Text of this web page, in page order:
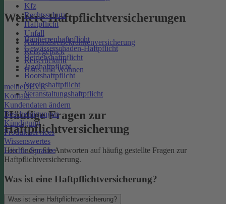
Kfz
Rechtsschutz
Haftpflicht
Unfall
Auslandsreisekrankenversicherung
Reisegepäck
Reiserücktritt
Haus und Wohnen
meineDEVK
Kontakt
Kundendaten ändern
Bescheinigungen
Kündigung
Produktservices
Wissenswertes
Leichte Sprache
Weitere Haftpflichtversicherungen
Bauherrenhaftpflicht
Gewässerschaden-Haftpflicht
Betriebshaftpflicht
Jagdhaftpflicht
Bootshaftpflicht
Vereinshaftpflicht
Veranstaltungshaftpflicht
Häufige Fragen zur
Haftpflichtversicherung
Hier finden Sie Antworten auf häufig gestellte Fragen zur
Haftpflichtversicherung.
Was ist eine Haftpflichtversicherung?
Was ist eine Haftpflichtversicherung?